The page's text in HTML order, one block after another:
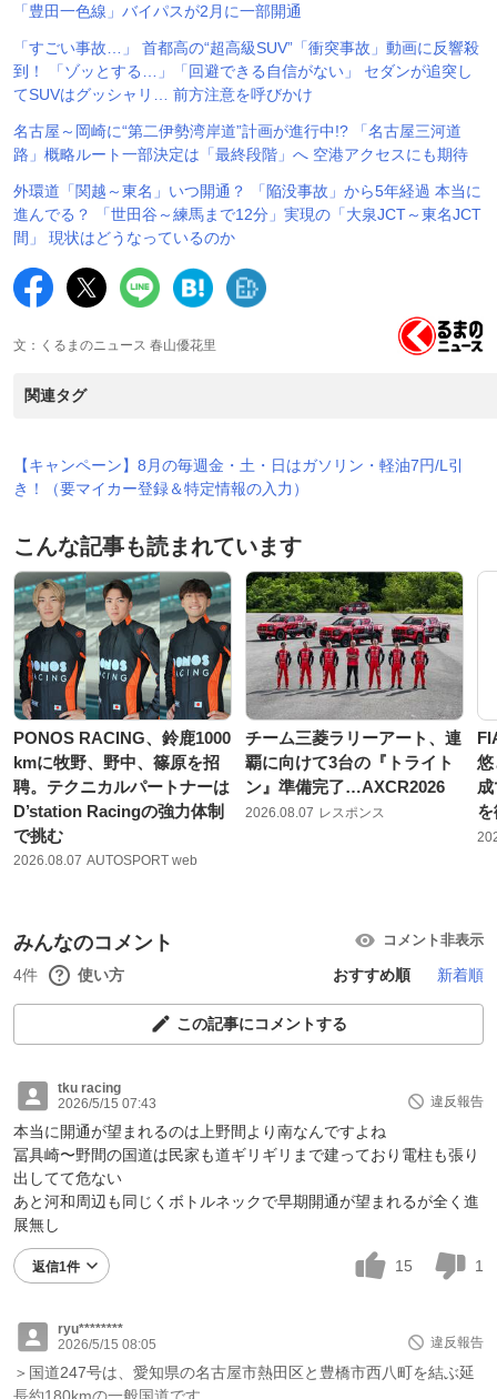
「豊田一色線」バイパスが2月に一部開通
「すごい事故…」 首都高の“超高級SUV”「衝突事故」動画に反響殺
到！ 「ゾッとする…」「回避できる自信がない」 セダンが追突し
てSUVはグッシャリ… 前方注意を呼びかけ
名古屋～岡崎に“第二伊勢湾岸道”計画が進行中!? 「名古屋三河道
路」概略ルート一部決定は「最終段階」へ 空港アクセスにも期待
外環道「関越～東名」いつ開通？ 「陥没事故」から5年経過 本当に
進んでる？ 「世田谷～練馬まで12分」実現の「大泉JCT～東名JCT
間」 現状はどうなっているのか
文：くるまのニュース 春山優花里
関連タグ
【キャンペーン】8月の毎週金・土・日はガソリン・軽油7円/L引
き！（要マイカー登録＆特定情報の入力）
こんな記事も読まれています
PONOS RACING、鈴鹿1000
kmに牧野、野中、篠原を招
聘。テクニカルパートナーは
D’station Racingの強力体制
で挑む
2026.08.07 AUTOSPORT web
チーム三菱ラリーアート、連
覇に向けて3台の『トライト
ン』準備完了…AXCR2026
2026.08.07 レスポンス
悠
みんなのコメント コメント非表示
4件 使い方 おすすめ順 新着順
この記事にコメントする
tku racing
2026/5/15 07:43
違反報告
本当に開通が望まれるのは上野間より南なんですよね
冨具崎〜野間の国道は民家も道ギリギリまで建っており電柱も張り
出してて危ない
あと河和周辺も同じくボトルネックで早期開通が望まれるが全く進
展無し
返信1件 15 1
ryu********
2026/5/15 08:05
違反報告
＞国道247号は、愛知県の名古屋市熱田区と豊橋市西八町を結ぶ延